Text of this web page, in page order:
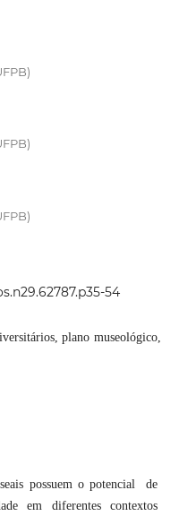
54
plano museológico,
possuem o potencial de
em diferentes contextos